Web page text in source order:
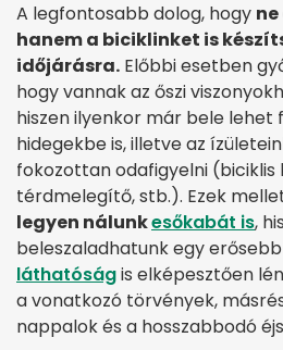
A legfontosabb dolog, hogy
hanem a biciklinket is
időjárásra. Előbbi esetben
hogy vannak az őszi
hiszen ilyenkor már bele lehet
hidegekbe is, illetve az
fokozottan odafigyelni (biciklis
térdmelegítő, stb.). Ezek
legyen nálunkesőkabát is,
beleszaladhatunk egy
láthatóságis elképesztően
a vonatkozó törvények,
nappalok és a hosszabbodó